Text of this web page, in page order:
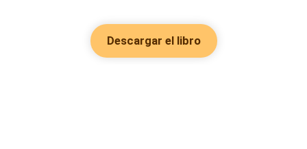
Descargar el libro